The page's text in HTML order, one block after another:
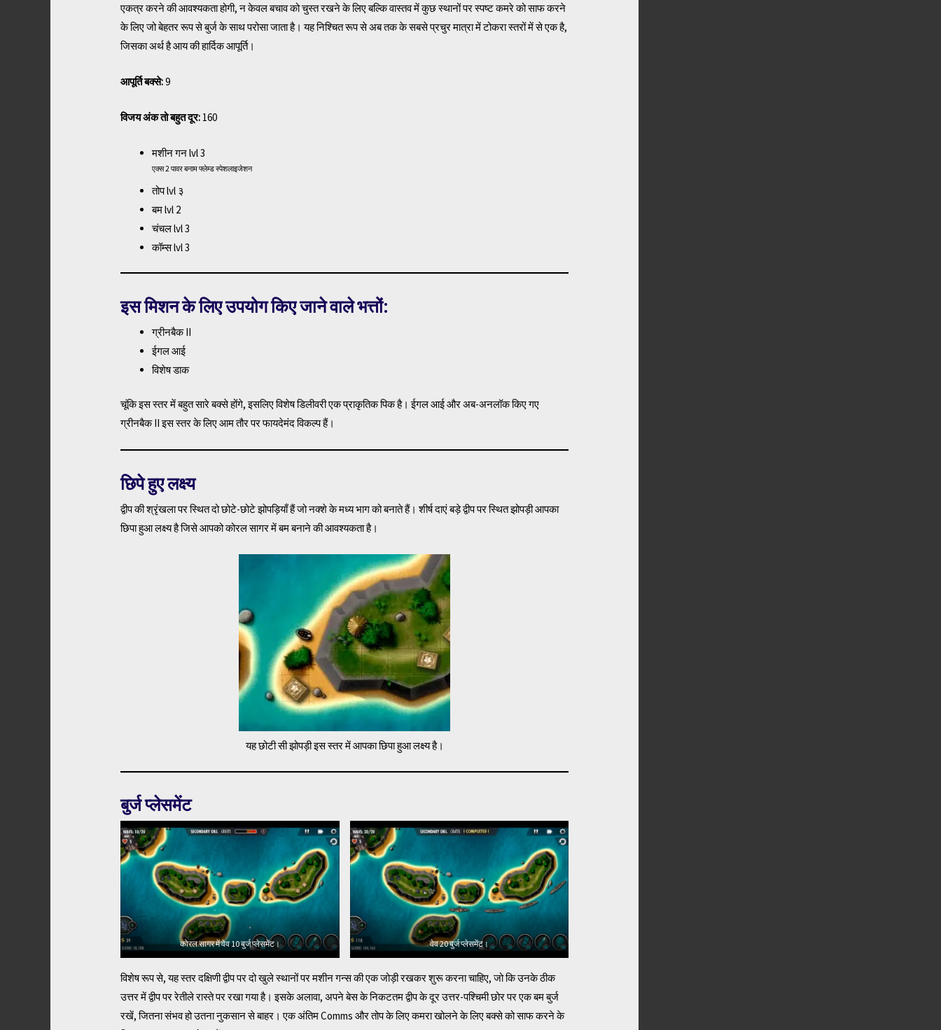
एकत्र करने की आवश्यकता होगी, न केवल बचाव को चुस्त रखने के लिए बल्कि वास्तव में कुछ स्थानों पर स्पष्ट कमरे को साफ करने
के लिए जो बेहतर रूप से बुर्ज के साथ परोसा जाता है। यह निश्चित रूप से अब तक के सबसे प्रचुर मात्रा में टोकरा स्तरों में से एक है,
जिसका अर्थ है आय की हार्दिक आपूर्ति।
आपूर्ति बक्से:9
विजय अंक तो बहुत दूर: 160
मशीन गन lvl 3
एक्स 2 पावर बनाम फ्लेम्ड स्पेशलाइजेशन
तोप lvl ३
बम lvl 2
चंचल lvl 3
कॉम्स lvl 3
इस मिशन के लिए उपयोग किए जाने वाले भत्तों:
ग्रीनबैक II
ईगल आई
विशेष डाक
चूंकि इस स्तर में बहुत सारे बक्से होंगे, इसलिए विशेष डिलीवरी एक प्राकृतिक पिक है। ईगल आई और अब-अनलॉक किए गए
ग्रीनबैक II इस स्तर के लिए आम तौर पर फायदेमंद विकल्प हैं।
छिपे हुए लक्ष्य
द्वीप की श्रृंखला पर स्थित दो छोटे-छोटे झोपड़ियाँ हैं जो नक्शे के मध्य भाग को बनाते हैं। शीर्ष दाएं बड़े द्वीप पर स्थित झोपड़ी आपका
छिपा हुआ लक्ष्य है जिसे आपको कोरल सागर में बम बनाने की आवश्यकता है।
यह छोटी सी झोपड़ी इस स्तर में आपका छिपा हुआ लक्ष्य है।
बुर्ज प्लेसमेंट
कोरल सागर में वेव 10 बुर्ज प्लेसमेंट। वेव 20 बुर्ज प्लेसमेंट।
विशेष रूप से, यह स्तर दक्षिणी द्वीप पर दो खुले स्थानों पर मशीन गन्स की एक जोड़ी रखकर शुरू करना चाहिए, जो कि उनके ठीक
उत्तर में द्वीप पर रेतीले रास्ते पर रखा गया है। इसके अलावा, अपने बेस के निकटतम द्वीप के दूर उत्तर-पश्चिमी छोर पर एक बम बुर्ज
रखें, जितना संभव हो उतना नुकसान से बाहर। एक अंतिम Comms और तोप के लिए कमरा खोलने के लिए बक्से को साफ करने के